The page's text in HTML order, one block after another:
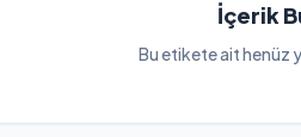
İçerik
Bu etikete ait henüz